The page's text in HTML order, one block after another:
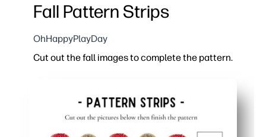
Fall Pattern Strips
OhHappyPlayDay
Cut out the fall images to complete the pattern.